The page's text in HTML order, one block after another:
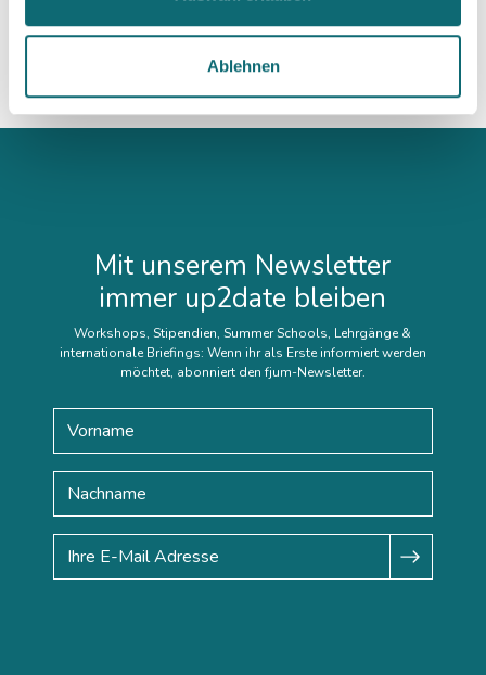
Ablehnen
Auftritt vor der Kamera – souverän und authentisch
Mit unserem Newsletter
immer up2date bleiben
Workshops, Stipendien, Summer Schools, Lehrgänge &
internationale Briefings: Wenn ihr als Erste informiert werden
möchtet, abonniert den fjum-Newsletter.